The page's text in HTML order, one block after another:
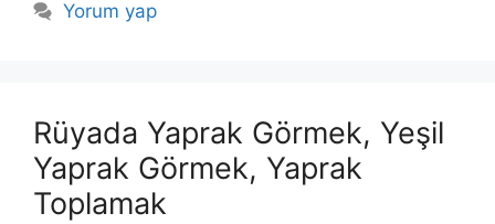
Yorum yap
Rüyada Yaprak Görmek, Yeşil
Yaprak Görmek, Yaprak
Toplamak